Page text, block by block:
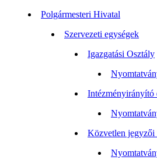
Polgármesteri Hivatal
Szervezeti egységek
Igazgatási Osztály
Intézményirányító
Közvetlen jegyzői